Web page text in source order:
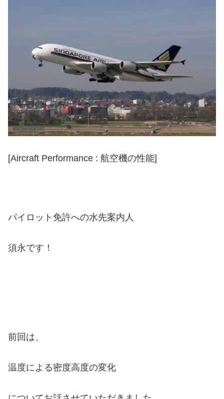
[Aircraft Performance : 航空機の性能]
パイロット免許への水先案内人
須永です！
前回は、
温度による密度高度の変化